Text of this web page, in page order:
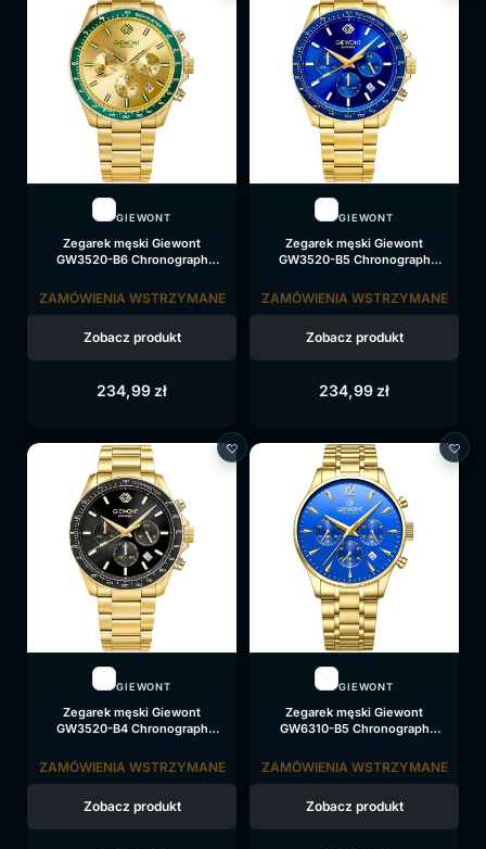
GIEWONT
Zegarek męski Giewont
GW3520-B6 Chronograph
złota tarcza
234,99 zł
ZAMÓWIENIA WSTRZYMANE
Zobacz produkt
GIEWONT
Zegarek męski Giewont
GW3520-B5 Chronograph
niebieska tarcza
234,99 zł
ZAMÓWIENIA WSTRZYMANE
Zobacz produkt
GIEWONT
Zegarek męski Giewont
GW3520-B4 Chronograph
czarna tarcza
ZAMÓWIENIA WSTRZYMANE
Zobacz produkt
GIEWONT
Zegarek męski Giewont
GW6310-B5 Chronograph
niebieska tarcza
ZAMÓWIENIA WSTRZYMANE
Zobacz produkt